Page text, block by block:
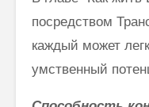
посредством
каждый может
умственный